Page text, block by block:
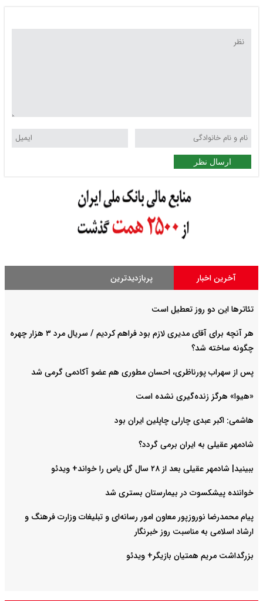
ارسال نظر
آخرین اخبار پربازدیدترین
تئاترها این دو روز تعطیل است
هر آنچه برای آقای مدیری لازم بود فراهم کردیم / سریال مرد ۳ هزار چهره
چگونه ساخته شد؟
پس از سهراب پورناظری، احسان مطوری هم عضو آکادمی گرمی شد
«هیوا» هرگز زنده‌گیری نشده است
هاشمی: اکبر عبدی چارلی چاپلین ایران بود
شادمهر عقیلی به ایران برمی گردد؟
ببینید| شادمهر عقیلی بعد از ۲۸ سال گل یاس را خواند+ ویدئو
خواننده پیشکسوت در بیمارستان بستری شد
پیام محمدرضا نوروزپور معاون امور رسانه‌ای و تبلیغات وزارت فرهنگ و
ارشاد اسلامی به مناسبت روز خبرنگار
بزرگداشت مریم همتیان بازیگر+ ویدئو